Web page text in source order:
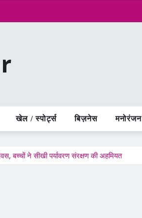
खेल / स्पोर्ट्स बिज़नेस मनोरंजन
बच्चों ने सीखी पर्यावरण संरक्षण की अहमियत